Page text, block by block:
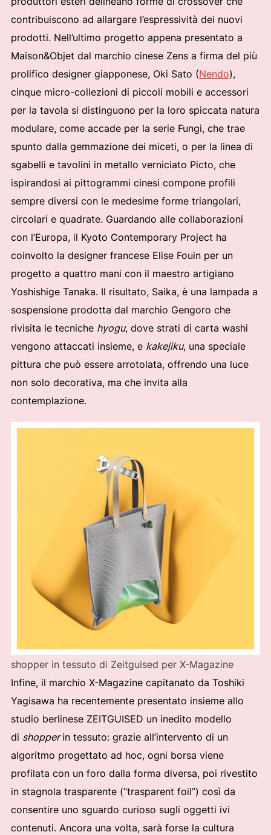
contribuiscono ad allargare l’espressività dei nuovi
prodotti. Nell’ultimo progetto appena presentato a
Maison&Objet dal marchio cinese Zens a firma del più
prolifico designer giapponese, Oki Sato (Nendo),
cinque micro-collezioni di piccoli mobili e accessori
per la tavola si distinguono per la loro spiccata natura
modulare, come accade per la serie Fungi, che trae
spunto dalla gemmazione dei miceti, o per la linea di
sgabelli e tavolini in metallo verniciato Picto, che
ispirandosi ai pittogrammi cinesi compone profili
sempre diversi con le medesime forme triangolari,
circolari e quadrate. Guardando alle collaborazioni
con l’Europa, il Kyoto Contemporary Project ha
coinvolto la designer francese Elise Fouin per un
progetto a quattro mani con il maestro artigiano
Yoshishige Tanaka. Il risultato, Saika, è una lampada a
sospensione prodotta dal marchio Gengoro che
rivisita le tecniche hyogu, dove strati di carta washi
vengono attaccati insieme, e kakejiku, una speciale
pittura che può essere arrotolata, offrendo una luce
non solo decorativa, ma che invita alla
contemplazione.
shopper in tessuto di Zeitguised per X-Magazine
Infine, il marchio X-Magazine capitanato da Toshiki
Yagisawa ha recentemente presentato insieme allo
studio berlinese ZEITGUISED un inedito modello
di shopperin tessuto: grazie all’intervento di un
algoritmo progettato ad hoc, ogni borsa viene
profilata con un foro dalla forma diversa, poi rivestito
in stagnola trasparente (“trasparent foil”) così da
consentire uno sguardo curioso sugli oggetti ivi
contenuti. Ancora una volta, sarà forse la cultura